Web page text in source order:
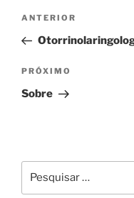
Navegação
Post
Post
anterior
ANTERIOR
Próximo
post
PRÓXIMO
Sobre
por: